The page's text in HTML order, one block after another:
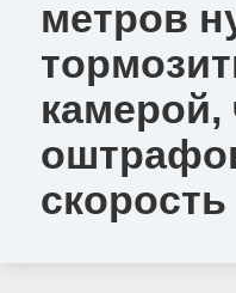
метров
скорость